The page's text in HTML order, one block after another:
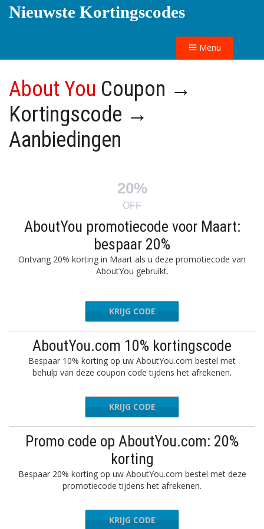
Nieuwste Kortingscodes
Menu
About You Coupon →
Kortingscode →
Aanbiedingen
20%
OFF
AboutYou promotiecode voor Maart:
bespaar 20%
Ontvang 20% korting in Maart als u deze promotiecode van
AboutYou gebruikt.
RALU20
KRIJG CODE
AboutYou.com 10% kortingscode
Bespaar 10% korting op uw AboutYou.com bestel met
behulp van deze coupon code tijdens het afrekenen.
-VCH4PY
KRIJG CODE
Promo code op AboutYou.com: 20%
korting
Bespaar 20% korting op uw AboutYou.com bestel met deze
promotiecode tijdens het afrekenen.
-CCNXDZ
KRIJG CODE